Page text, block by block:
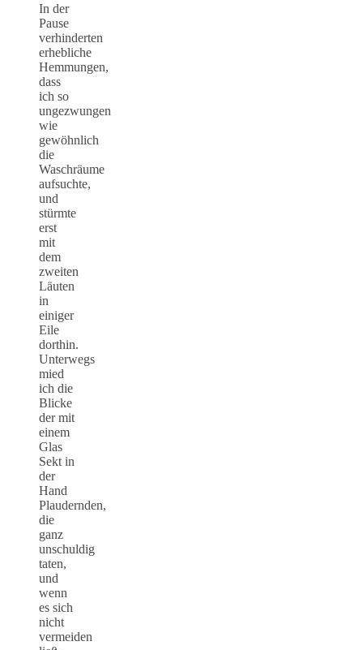
In der
Pause
verhinderten
erhebliche
Hemmungen,
dass
ich so
ungezwungen
wie
gewöhnlich
die
Waschräume
aufsuchte,
und
stürmte
erst
mit
dem
zweiten
Läuten
in
einiger
Eile
dorthin.
Unterwegs
mied
ich die
Blicke
der mit
einem
Glas
Sekt in
der
Hand
Plaudernden,
die
ganz
unschuldig
taten,
und
wenn
es sich
nicht
vermeiden